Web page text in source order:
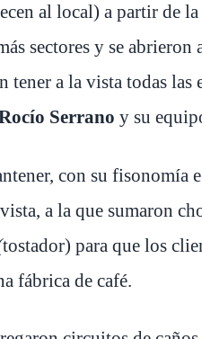
al local) a partir de
sectores y se
tener a la vista todas
Serrano y su
con su fisonomía
a la que sumaron
tostador) para que los
fábrica de café.